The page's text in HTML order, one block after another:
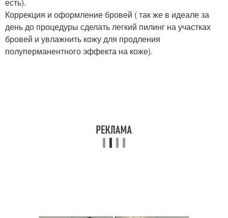
Коррекция и оформление бровей ( так же в идеале за
день до процедуры сделать легкий пилинг на участках
бровей и увлажнить кожу для продления
полуперманентного эффекта на коже).